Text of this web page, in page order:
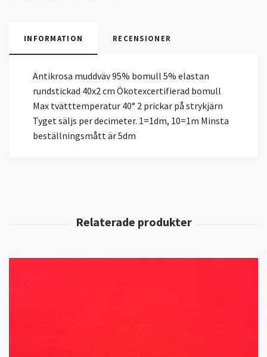
INFORMATION RECENSIONER
Antikrosa muddväv 95% bomull 5% elastan
rundstickad 40x2 cm Ökotexcertifierad bomull
Max tvätttemperatur 40° 2 prickar på strykjärn
Tyget säljs per decimeter. 1=1dm, 10=1m Minsta
beställningsmått är 5dm